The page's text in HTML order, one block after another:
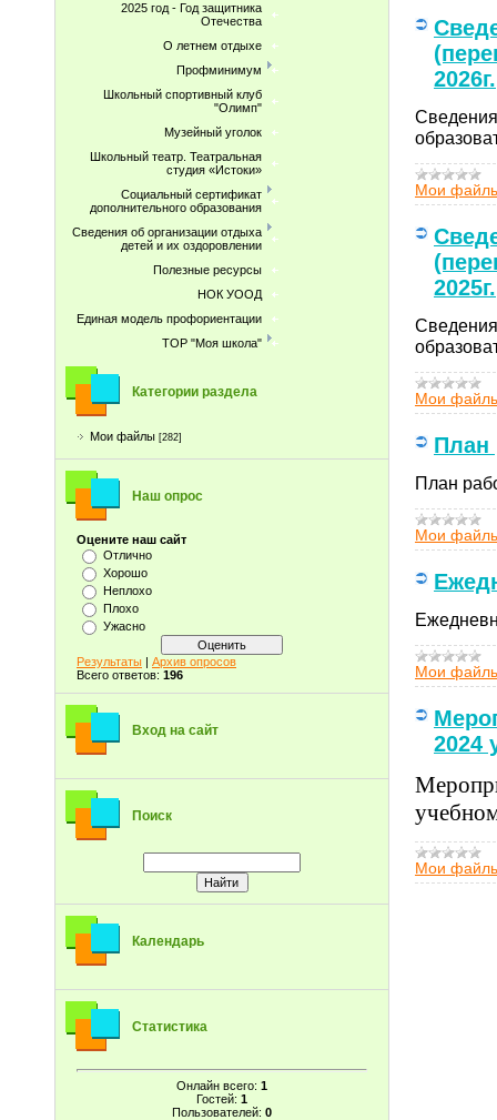
2025 год - Год защитника
Отечества
О летнем отдыхе
Профминимум
Школьный спортивный клуб
"Олимп"
Музейный уголок
Школьный театр. Театральная
студия «Истоки»
Социальный сертификат
дополнительного образования
Сведения об организации отдыха
детей и их оздоровлении
Полезные ресурсы
НОК УООД
Единая модель профориентации
ТОР "Моя школа"
Категории раздела
Мои файлы [282]
Наш опрос
Оцените наш сайт
Отлично
Хорошо
Неплохо
Плохо
Ужасно
Результаты | Архив опросов
Всего ответов: 196
Вход на сайт
Поиск
Календарь
Статистика
Онлайн всего: 1
Гостей: 1
Пользователей: 0
2026г.
Мои
2025г.
Мои
План
План
Мои
Мои
2024
Мои